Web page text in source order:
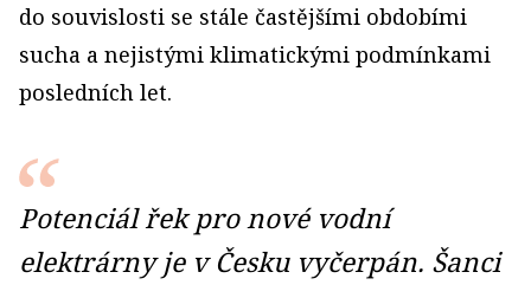
do souvislosti se stále častějšími obdobími
sucha a nejistými klimatickými podmínkami
posledních let.
Potenciál řek pro nové vodní
elektrárny je v Česku vyčerpán. Šanci